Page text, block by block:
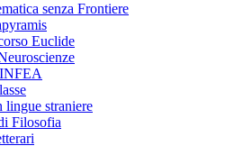
senza Frontiere
Euclide
lingue straniere
Filosofia